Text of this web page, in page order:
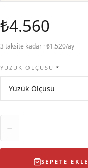
₺4.560
3 taksite kadar · ₺1.520/ay
YÜZÜK ÖLÇÜSÜ *
SEPETE EKLE